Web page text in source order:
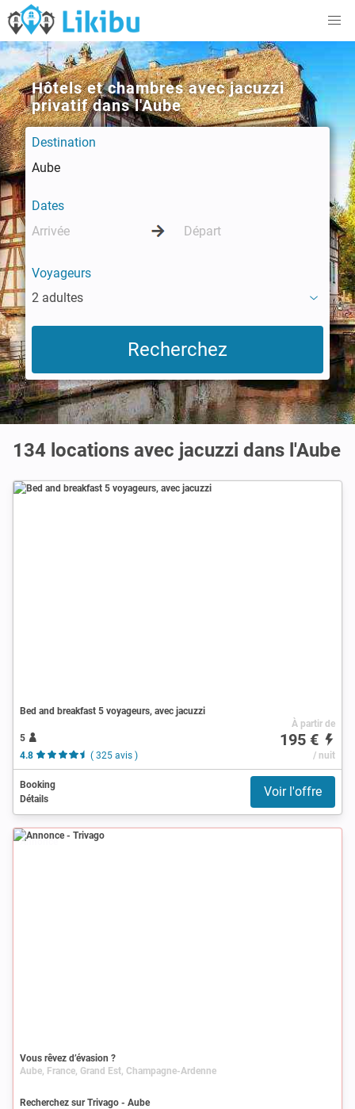
Hôtels et chambres avec jacuzzi
privatif dans l'Aube
Destination
Dates
Voyageurs
2 adultes
134 locations avec jacuzzi dans l'Aube
Bed and breakfast 5 voyageurs, avec jacuzzi
5
4.8
( 325 avis )
À partir de
195 €
/ nuit
Booking
Détails
Voir l'offre
Annonce
Vous rêvez d’évasion ?
Aube, France, Grand Est, Champagne-Ardenne
Recherchez sur Trivago - Aube